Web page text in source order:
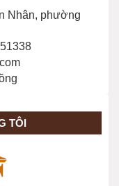
Nhân, phường
TÔI